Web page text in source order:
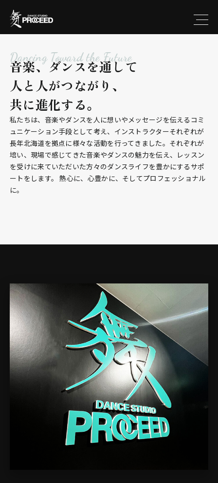
Dancing Toward the Future
音楽、ダンスを通して
人と人がつながり、
共に進化する。
私たちは、音楽やダンスを人に想いやメッセージを伝えるコミ
ュニケーション手段として考え、インストラクターそれぞれが
長年北海道を拠点に様々な活動を行ってきました。それぞれが
培い、現場で感じてきた音楽やダンスの魅力を伝え、レッスン
を受けに来ていただいた方々のダンスライフを豊かにするサポ
ートをします。 熱心に、心豊かに、そしてプロフェッショナル
に。